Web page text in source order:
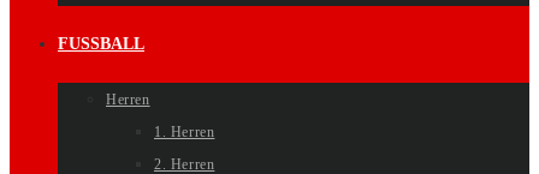
FUSSBALL
Herren
1. Herren
2. Herren